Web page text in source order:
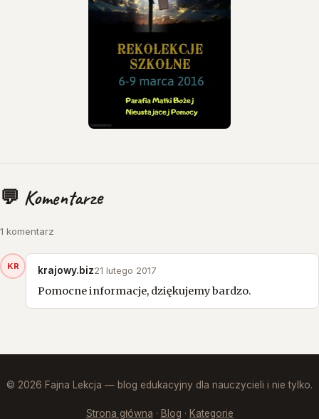
💬 Komentarze
1 komentarz
KR krajowy.biz21 lutego 2017
Pomocne informacje, dziękujemy bardzo.
© 2026 Fajna Lekcja — blog edukacyjny dla nauczycieli i nie tylko.
Strona główna · Blog · Kategorie